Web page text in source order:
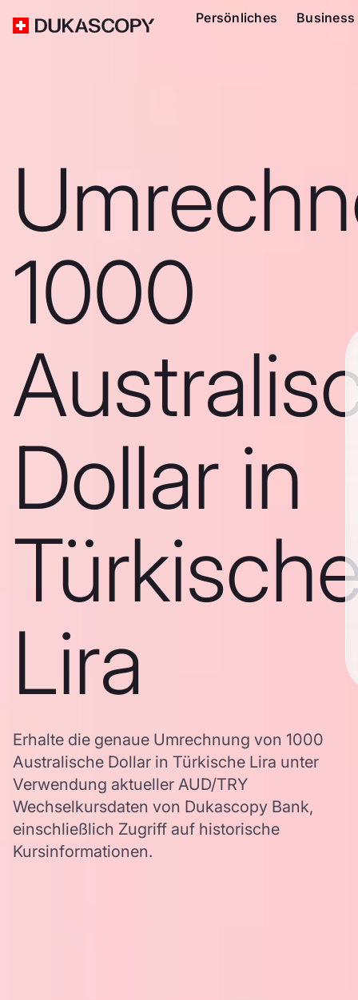
Persönliches Business
1000
Dollar in
Lira
Erhalte die genaue Umrechnung von 1000
Australische Dollar in Türkische Lira unter
Verwendung aktueller AUD/TRY
Wechselkursdaten von Dukascopy Bank,
einschließlich Zugriff auf historische
Kursinformationen.